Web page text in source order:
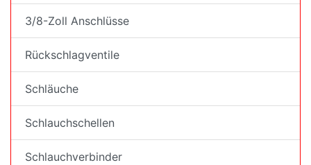
3/8-Zoll Anschlüsse
Rückschlagventile
Schläuche
Schlauchschellen
Schlauchverbinder